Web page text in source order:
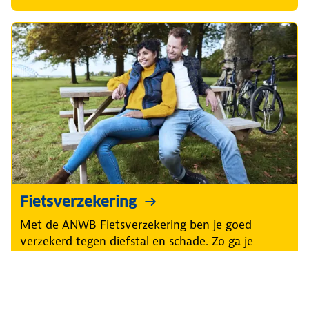
Fietsverzekering
Met de ANWB Fietsverzekering ben je goed
verzekerd tegen diefstal en schade. Zo ga je